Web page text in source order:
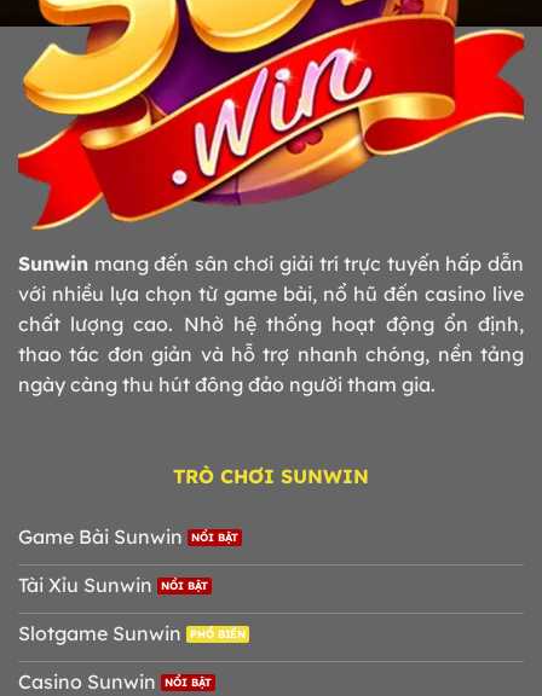
Sunwin mang đến sân chơi giải trí trực tuyến hấp dẫn
với nhiều lựa chọn từ game bài, nổ hũ đến casino live
chất lượng cao. Nhờ hệ thống hoạt động ổn định,
thao tác đơn giản và hỗ trợ nhanh chóng, nền tảng
ngày càng thu hút đông đảo người tham gia.
TRÒ CHƠI SUNWIN
Game Bài Sunwin
Tài Xỉu Sunwin
Slotgame Sunwin
Casino Sunwin